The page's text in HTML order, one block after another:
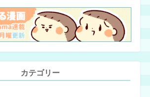
カテゴリー